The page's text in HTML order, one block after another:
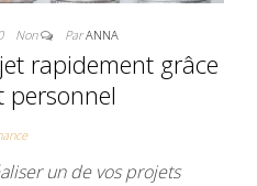
Non ParANNA
rapidement grâce
personnel
un de vos projets